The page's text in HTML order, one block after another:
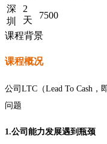
深
圳
2
天
7500
课程背景
课程概况
公司LTC（Lead To Cash
问题
1.公司能力发展遇到瓶颈